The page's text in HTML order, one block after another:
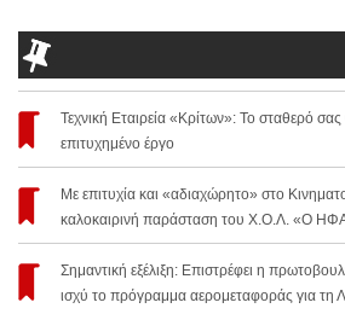
Τεχνική Εταιρεία «Κρίτων»: Το σταθερό σας
επιτυχημένο έργο
Με επιτυχία και «αδιαχώρητο» στο
καλοκαιρινή παράσταση του Χ.Ο.Λ. «Ο
Σημαντική εξέλιξη: Επιστρέφει η
ισχύ το πρόγραμμα αερομεταφοράς για τη